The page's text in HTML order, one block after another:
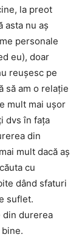
la preot
asta nu aş
personale
eu), doar
reuşesc pe
să am o relaţie
mult mai uşor
dvs în faţa
din
mult dacă aş
cu
dând sfaturi
suflet.
din durerea